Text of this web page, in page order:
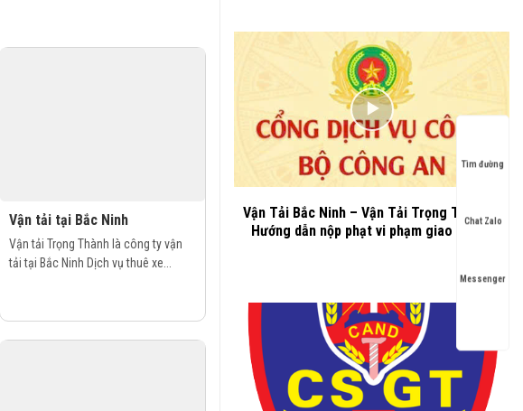
Vận tải tại Bắc Ninh
Vận tải Trọng Thành là công ty vận
tải tại Bắc Ninh Dịch vụ thuê xe...
Vận Tải Bắc Ninh – Vận Tải Trọng Thành –
Hướng dẫn nộp phạt vi phạm giao thông
Tìm đường
Chat Zalo
Messenger